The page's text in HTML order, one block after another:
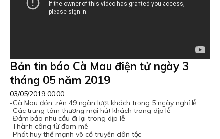
Bản tin báo Cà Mau điện tử ngày 3
tháng 05 năm 2019
03/05/2019 00:00
-Cà Mau đón trên 49 ngàn lượt khách trong 5 ngày nghỉ lễ
-Các trung tâm thương mại hút khách trong dịp lễ
-Đảm bảo nhu cầu đi lại trong dịp lễ
-Thành công từ đam mê
-Phát huy thế mạnh võ cổ truyền dân tộc